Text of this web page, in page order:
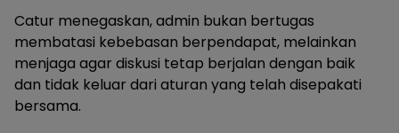
Catur menegaskan, admin bukan bertugas
membatasi kebebasan berpendapat, melainkan
menjaga agar diskusi tetap berjalan dengan baik
dan tidak keluar dari aturan yang telah disepakati
bersama.